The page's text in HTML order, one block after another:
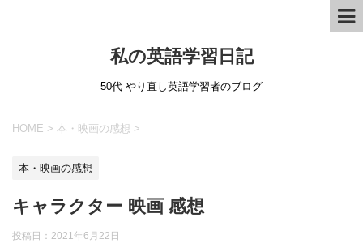
私の英語学習日記
50代 やり直し英語学習者のブログ
HOME > 本・映画の感想 >
本・映画の感想
キャラクター 映画 感想
投稿日： 2021年6月22日